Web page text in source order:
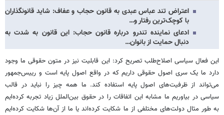
اعتراض تند عباس عبدی به قانون حجاب و عفاف: شاید قانونگذاران
با کوچک‌ترین رفتار و…
ادعای نماینده تندرو درباره قانون حجاب: این قانون به شدت به
دنبال حمایت از بانوان…
این فعال سیاسی اصلاح‌طلب تصریح کرد: این قابلیت نیز در متون حقوقی ما وجود
دارد ما یک سری اصول حقوقی داریم که در واقع اصول پایه است و رییس‌جمهور
می‌تواند از ظرفیت‌های اصول پایه استفاده کند. ما همه چیز را نباید در قالب
سیاسی در بیاوریم ما مشابه این اتفاقات را در حقوق بین‌الملل زیاد تجربه کرده‌ایم
به طور مثال دولت‌های مختلفی از ما شکایت کرده‌اند یا ما از آن‌ها شکایت کرده‌ایم